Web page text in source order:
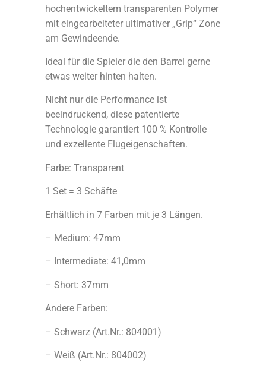
hochentwickeltem transparenten Polymer
mit eingearbeiteter ultimativer „Grip“ Zone
am Gewindeende.
Ideal für die Spieler die den Barrel gerne
etwas weiter hinten halten.
Nicht nur die Performance ist
beeindruckend, diese patentierte
Technologie garantiert 100 % Kontrolle
und exzellente Flugeigenschaften.
Farbe: Transparent
1 Set = 3 Schäfte
Erhältlich in 7 Farben mit je 3 Längen.
– Medium: 47mm
– Intermediate: 41,0mm
– Short: 37mm
Andere Farben:
– Schwarz (Art.Nr.: 804001)
– Weiß (Art.Nr.: 804002)